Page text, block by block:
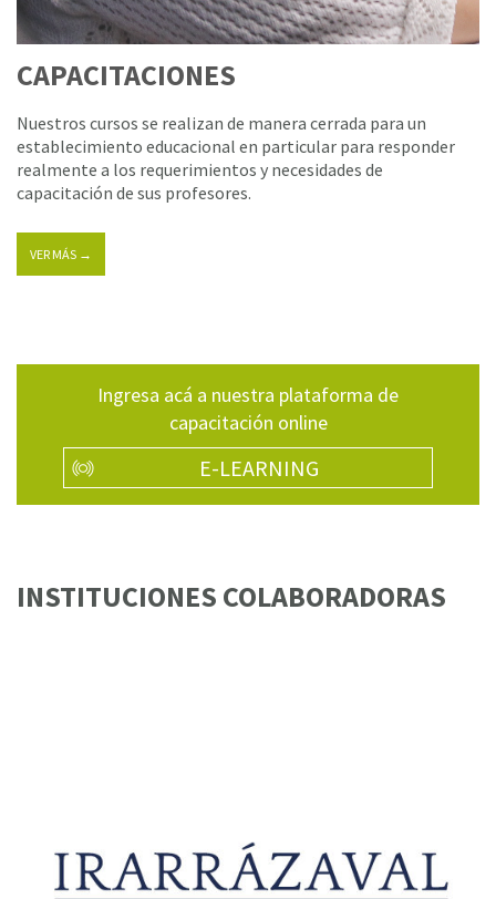
CAPACITACIONES
Nuestros cursos se realizan de manera cerrada para un
establecimiento educacional en particular para responder
realmente a los requerimientos y necesidades de
capacitación de sus profesores.
VER MÁS →
Ingresa acá a nuestra plataforma de
capacitación online
E-LEARNING
INSTITUCIONES COLABORADORAS